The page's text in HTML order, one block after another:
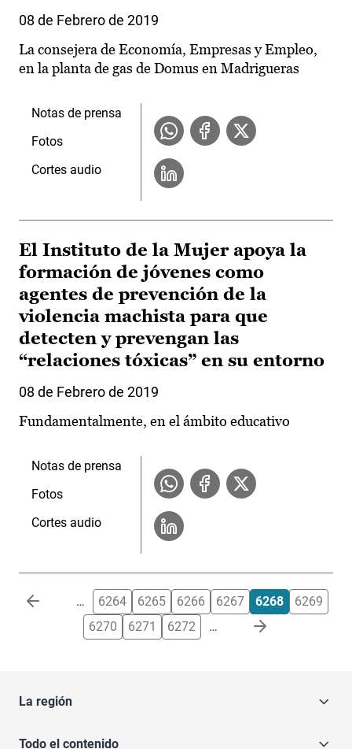
08 de Febrero de 2019
La consejera de Economía, Empresas y Empleo,
en la planta de gas de Domus en Madrigueras
Notas de prensa
Fotos
Cortes audio
El Instituto de la Mujer apoya la
formación de jóvenes como
agentes de prevención de la
violencia machista para que
detecten y prevengan las
“relaciones tóxicas” en su entorno
08 de Febrero de 2019
Fundamentalmente, en el ámbito educativo
Notas de prensa
Fotos
Cortes audio
Paginación … 6264 6265 6266 6267 6268
6269
6270
6271 6272 …
La región
Todo el contenido